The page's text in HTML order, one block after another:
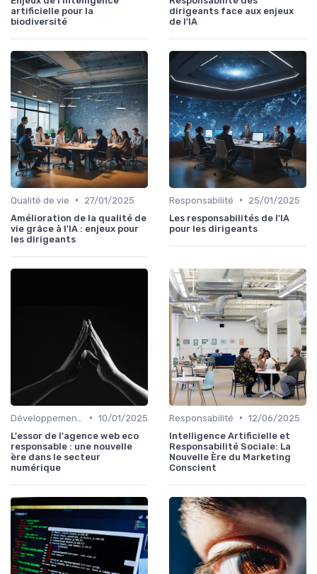
artificielle pour la
biodiversité
dirigeants face aux enjeux
de l'IA
Qualité de vie •
27/01/2025
Amélioration de la qualité de
vie grâce à l'IA : enjeux pour
les dirigeants
Responsabilité •
25/01/2025
Les responsabilités de l'IA
pour les dirigeants
• 10/01/2025
L'essor de l'agence web eco
responsable : une nouvelle
ère dans le secteur
numérique
Responsabilité • 12/06/2025
Intelligence Artificielle et
Responsabilité Sociale: La
Nouvelle Ère du Marketing
Conscient